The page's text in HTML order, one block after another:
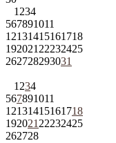
1 234
567891011
12131415161718
192021 22232425
262728293031
1 234
567891011
12131415161718
192021 22232425
262728